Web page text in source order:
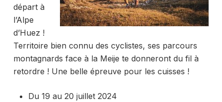
départ à
l’Alpe
d’Huez !
Territoire bien connu des cyclistes, ses parcours
montagnards face à la Meije te donneront du fil à
retordre ! Une belle épreuve pour les cuisses !
Du 19 au 20 juillet 2024